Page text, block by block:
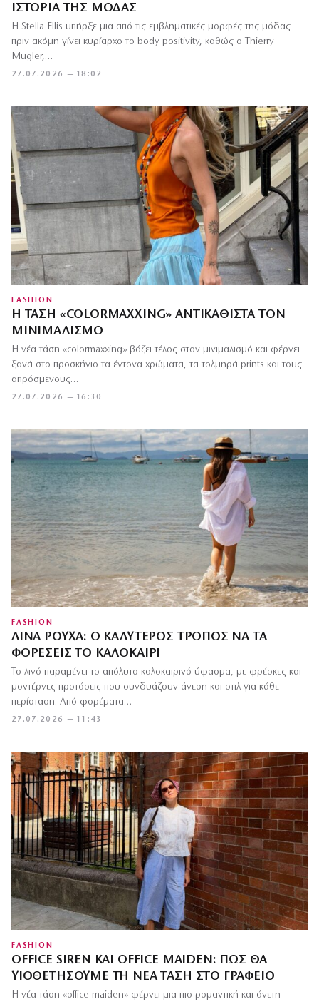
ΙΣΤΟΡΊΑ ΤΗΣ ΜΌΔΑΣ
27.07.2026 — 18:02
Η Stella Ellis υπήρξε μια από τις εμβληματικές μορφές της μόδας
πριν ακόμη γίνει κυρίαρχο το body positivity, καθώς ο Thierry
Mugler,…
FASHION
Η ΤΆΣΗ «COLORMAXXING» ΑΝΤΙΚΑΘΙΣΤΆ ΤΟΝ
ΜΙΝΙΜΑΛΙΣΜΌ
27.07.2026 — 16:30
Η νέα τάση «colormaxxing» βάζει τέλος στον μινιμαλισμό και φέρνει
ξανά στο προσκήνιο τα έντονα χρώματα, τα τολμηρά prints και τους
απρόσμενους…
FASHION
ΛΙΝΆ ΡΟΎΧΑ: Ο ΚΑΛΎΤΕΡΟΣ ΤΡΌΠΟΣ ΝΑ ΤΑ
ΦΟΡΈΣΕΙΣ ΤΟ ΚΑΛΟΚΑΊΡΙ
27.07.2026 — 11:43
Το λινό παραμένει το απόλυτο καλοκαιρινό ύφασμα, με φρέσκες και
μοντέρνες προτάσεις που συνδυάζουν άνεση και στιλ για κάθε
περίσταση. Από φορέματα…
FASHION
OFFICE SIREN ΚΑΙ OFFICE MAIDEN: ΠΏΣ ΘΑ
ΥΙΟΘΕΤΉΣΟΥΜΕ ΤΗ ΝΈΑ ΤΆΣΗ ΣΤΟ ΓΡΑΦΕΊΟ
Η νέα τάση «office maiden» φέρνει μια πιο ρομαντική και άνετη